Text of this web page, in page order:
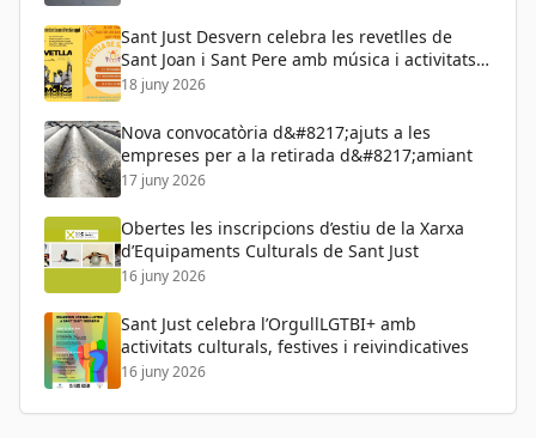
Sant Just Desvern celebra les revetlles de
Sant Joan i Sant Pere amb música i activitats
per a tots els públics
18 juny 2026
Nova convocatòria d&#8217;ajuts a les
empreses per a la retirada d&#8217;amiant
17 juny 2026
Obertes les inscripcions d’estiu de la Xarxa
d’Equipaments Culturals de Sant Just
16 juny 2026
Sant Just celebra l’OrgullLGTBI+ amb
activitats culturals, festives i reivindicatives
16 juny 2026